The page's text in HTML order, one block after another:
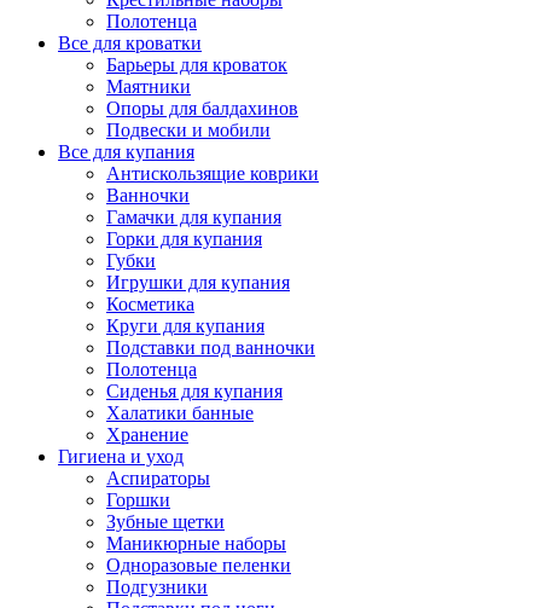
Полотенца
Все для кроватки
Барьеры для кроваток
Маятники
Опоры для балдахинов
Подвески и мобили
Все для купания
Антискользящие коврики
Ванночки
Гамачки для купания
Горки для купания
Губки
Игрушки для купания
Косметика
Круги для купания
Подставки под ванночки
Полотенца
Сиденья для купания
Халатики банные
Хранение
Гигиена и уход
Аспираторы
Горшки
Зубные щетки
Маникюрные наборы
Одноразовые пеленки
Подгузники